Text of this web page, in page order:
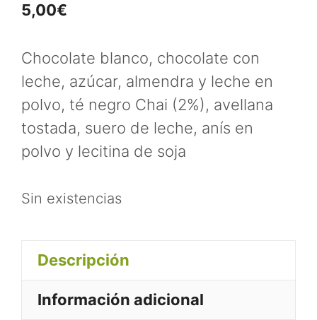
5,00€
Chocolate blanco, chocolate con
leche, azúcar, almendra y leche en
polvo, té negro Chai (2%), avellana
tostada, suero de leche, anís en
polvo y lecitina de soja
Sin existencias
Descripción
Información adicional